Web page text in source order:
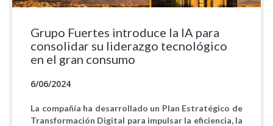
Grupo Fuertes introduce la IA para
consolidar su liderazgo tecnológico
en el gran consumo
6/06/2024
La compañía ha desarrollado un Plan Estratégico de
Transformación Digital para impulsar la eficiencia, la